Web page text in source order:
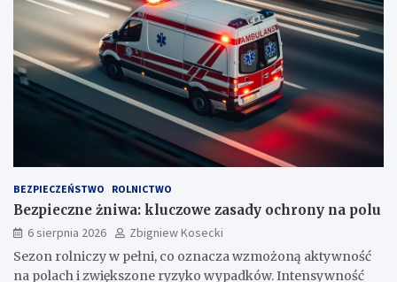
BEZPIECZEŃSTWO ROLNICTWO
Bezpieczne żniwa: kluczowe zasady ochrony na polu
6 sierpnia 2026
Zbigniew Kosecki
Sezon rolniczy w pełni, co oznacza wzmożoną aktywność
na polach i zwiększone ryzyko wypadków. Intensywność